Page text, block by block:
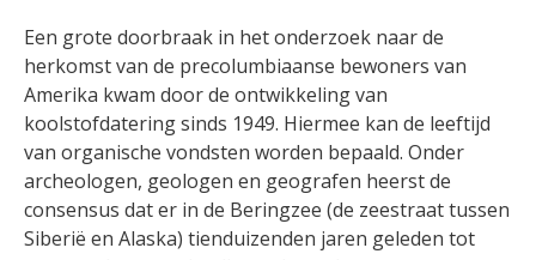
Een grote doorbraak in het onderzoek naar de
herkomst van de precolumbiaanse bewoners van
Amerika kwam door de ontwikkeling van
koolstofdatering sinds 1949. Hiermee kan de leeftijd
van organische vondsten worden bepaald. Onder
archeologen, geologen en geografen heerst de
consensus dat er in de Beringzee (de zeestraat tussen
Siberië en Alaska) tienduizenden jaren geleden tot